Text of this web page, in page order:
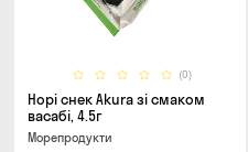
(0)
Норі снек Akura зі смаком
васабі, 4.5г
Морепродукти